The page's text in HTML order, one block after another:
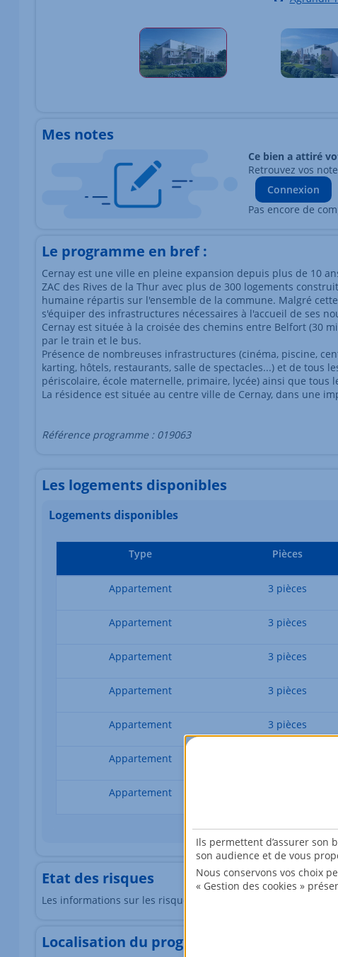
Mes notes
Ce bien a attiré
Retrouvez vos
Connexion
Pas encore de
Le programme en bref :
Cernay est une ville en pleine expansion depuis plus de 10
ZAC des Rives de la Thur avec plus de 300 logements
humaine répartis sur l'ensemble de la commune. Malgré
s'équiper des infrastructures nécessaires à l'accueil de ses
Cernay est située à la croisée des chemins entre Belfort (30
par le train et le bus.
Présence de nombreuses infrastructures (cinéma, piscine,
karting, hôtels, restaurants, salle de spectacles...) et de tous
périscolaire, école maternelle, primaire, lycée) ainsi que tous
La résidence est située au centre ville de Cernay, dans une
Référence programme : 019063
Les logements disponibles
Logements disponibles
Type Pièces
Appartement 3 pièces
Appartement 3 pièces
Appartement 3 pièces
Appartement 3 pièces
Appartement 3 pièces
Appartement
Appartement
Etat des risques
Les informations sur les risques auxquels ce bien est exposé
Localisation du programme
Ils permettent d’assurer son
son audience et de vous
Nous conservons vos choix
« Gestion des cookies »